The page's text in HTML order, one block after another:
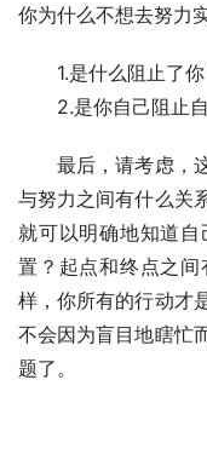
你为什么不想去努力
1.是什么阻止了你
2.是你自己阻止自
最后，请考虑，这
与努力之间有什么关
就可以明确地知道
置？起点和终点之
样，你所有的行动才
不会因为盲目地瞎忙
题了。